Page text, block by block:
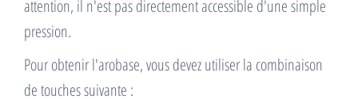
attention, il n'est pas directement accessible d'une simple
pression.
Pour obtenir l'arobase, vous devez utiliser la combinaison
de touches suivante :